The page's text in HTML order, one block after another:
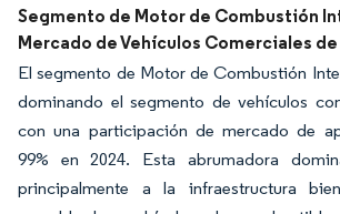
Segmento de Motor de Combustión
Mercado de Vehículos Comerciales
El segmento de Motor de Combustión
dominando el segmento de vehículos
con una participación de mercado de
99% en 2024. Esta abrumadora
principalmente a la infraestructura